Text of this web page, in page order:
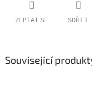
ZEPTAT SE SDÍLET
Související